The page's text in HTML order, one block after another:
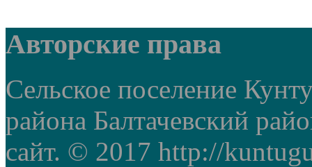
Авторские права
Сельское поселение
района Балтачевский
сайт. © 2017 http://